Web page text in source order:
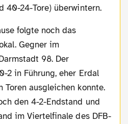
40-24-Tore) überwintern.
Gegner im
98. Der
2 in Führung, eher Erdal
Toren ausgleichen konnte.
den 4-2-Endstand und
im Viertelfinale des DFB-